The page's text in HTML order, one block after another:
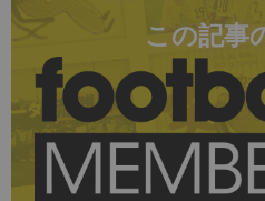
この記事